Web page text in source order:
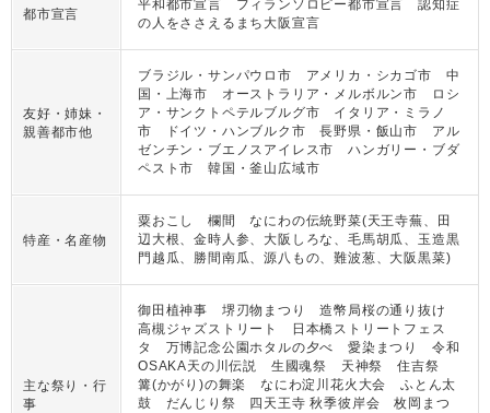
都市宣言
平和都市宣言 フィランソロピー都市宣言 認知症
の人をささえるまち大阪宣言
友好・姉妹・
親善都市他
ブラジル・サンパウロ市 アメリカ・シカゴ市 中
国・上海市 オーストラリア・メルボルン市 ロシ
ア・サンクトペテルブルグ市 イタリア・ミラノ
市 ドイツ・ハンブルク市 長野県・飯山市 アル
ゼンチン・ブエノスアイレス市 ハンガリー・ブダ
ペスト市 韓国・釜山広域市
特産・名産物
粟おこし 欄間 なにわの伝統野菜(天王寺蕪、田
辺大根、金時人参、大阪しろな、毛馬胡瓜、玉造黒
門越瓜、勝間南瓜、源八もの、難波葱、大阪黒菜)
主な祭り・行
事
御田植神事 堺刃物まつり 造幣局桜の通り抜け
高槻ジャズストリート 日本橋ストリートフェス
タ 万博記念公園ホタルの夕べ 愛染まつり 令和
OSAKA天の川伝説 生國魂祭 天神祭 住吉祭
篝(かがり)の舞楽 なにわ淀川花火大会 ふとん太
鼓 だんじり祭 四天王寺 秋季彼岸会 枚岡まつ